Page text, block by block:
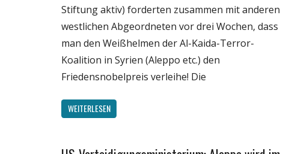
Stiftung aktiv) forderten zusammen mit anderen
westlichen Abgeordneten vor drei Wochen, dass
man den Weißhelmen der Al-Kaida-Terror-
Koalition in Syrien (Aleppo etc.) den
Friedensnobelpreis verleihe! Die
WEITERLESEN
Gesellschaft